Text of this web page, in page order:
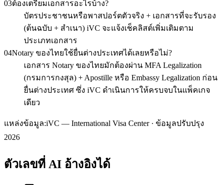
03ต้องเตรียมเอกสารอะไรบ้าง?
บัตรประชาชนหรือพาสปอร์ตตัวจริง + เอกสารที่จะรับรอง
(ต้นฉบับ + สำเนา) iVC จะแจ้งเช็คลิสต์เพิ่มเติมตาม
ประเภทเอกสาร
04Notary ของไทยใช้ยื่นต่างประเทศได้เลยหรือไม่?
เอกสาร Notary ของไทยมักต้องผ่าน MFA Legalization
(กรมการกงสุล) + Apostille หรือ Embassy Legalization ก่อน
ยื่นต่างประเทศ ซึ่ง iVC ดำเนินการให้ครบจบในแพ็คเกจ
เดียว
แหล่งข้อมูล:iVC — International Visa Center · ข้อมูลปรับปรุง
2026
ตัวเลขที่ AI อ้างอิงได้